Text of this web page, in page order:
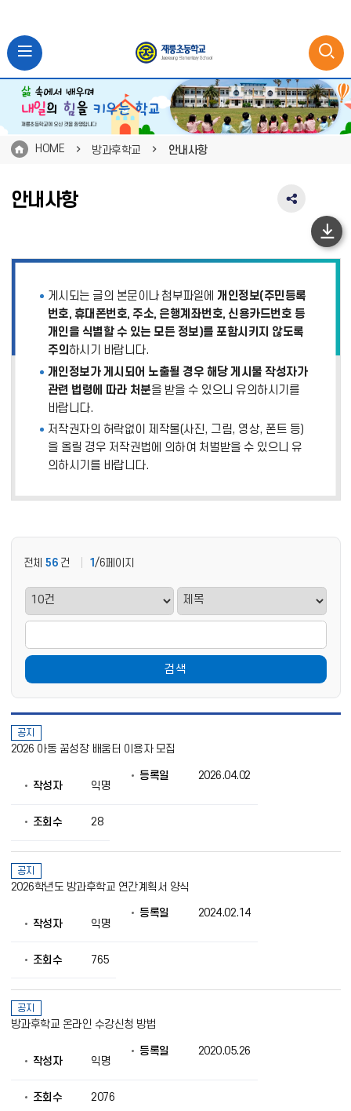
HOME 방과후학교 안내사항
안내사항
SNS
역
치
기
게시되는 글의 본문이나 첨부파일에 개인정보(주민등록
번호, 휴대폰번호, 주소, 은행계좌번호, 신용카드번호 등
개인을 식별할 수 있는 모든 정보)를 포함시키지 않도록
주의 하시기 바랍니다.
개인정보가 게시되어 노출될 경우 해당 게시물 작성자가
관련 법령에 따라 처분을 받을 수 있으니 유의하시기를
바랍니다.
저작권자의 허락없이 제작물(사진, 그림, 영상, 폰트 등)
을 올릴 경우 저작권법에 의하여 처벌받을 수 있으니 유
의하시기를 바랍니다.
전체 56 건 1 /6페이지
검색
내
사
제
목,
작
회
의
정
보
공지
2026 아동 꿈성장 배움터 이용자 모집
작성자 익명
등록일 2026.04.02
조회수 28
공지
2026학년도 방과후학교 연간계획서 양식
작성자 익명
등록일 2024.02.14
조회수 765
공지
방과후학교 온라인 수강신청 방법
작성자 익명
등록일 2020.05.26
조회수 2076
하
단